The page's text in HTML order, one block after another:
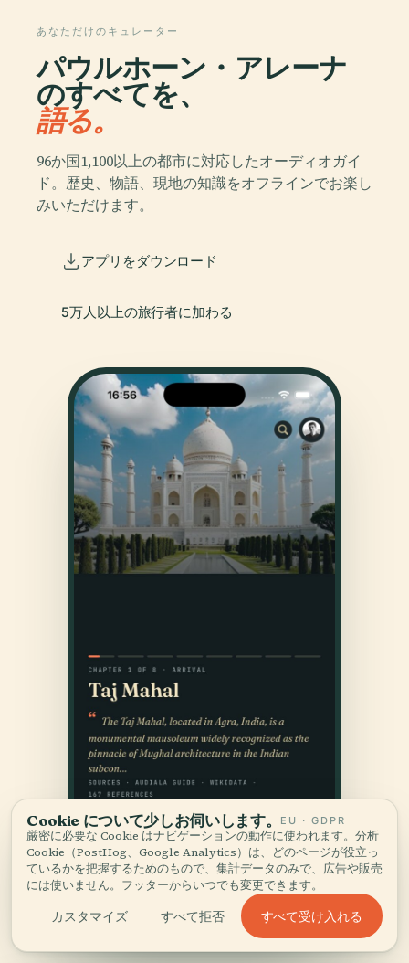
あなただけのキュレーター
パウルホーン・アレーナ
のすべてを、
語る。
96か国1,100以上の都市に対応したオーディオガイ
ド。歴史、物語、現地の知識をオフラインでお楽し
みいただけます。
アプリをダウンロード
5万人以上の旅行者に加わる
Cookie について少しお伺いします。 EU · GDPR
厳密に必要な Cookie はナビゲーションの動作に使われます。分析
Cookie（PostHog、Google Analytics）は、どのページが役立っ
ているかを把握するためのもので、集計データのみで、広告や販売
には使いません。フッターからいつでも変更できます。
カスタマイズ すべて拒否 すべて受け入れる